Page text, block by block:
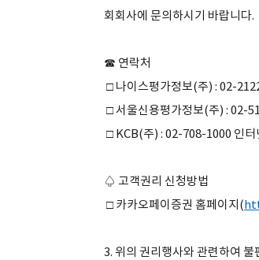
회회사에 문의하시기 바랍니다.
☎ 연락처
□ 나이스평가정보(주) : 02-
□ 서울신용평가정보(주) : 02-
□ KCB(주) : 02-708-1000 인터
♤ 고객권리 신청방법
□ 카카오페이증권 홈페이지(
3. 위의 권리행사와 관련하여